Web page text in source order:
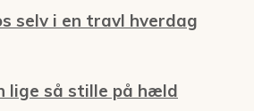
selv i en travl hverdag
lige så stille på hæld